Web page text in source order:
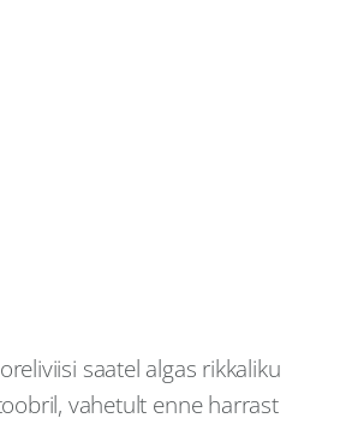
saatel algas rikkaliku
vahetult enne harrast